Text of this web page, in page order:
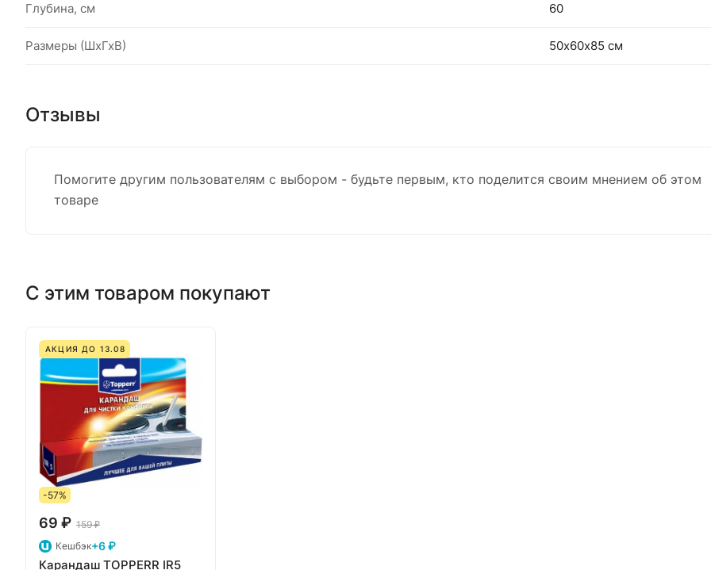
Глубина, см 60
Размеры (ШхГхВ) 50х60х85 см
Отзывы
Помогите другим пользователям с выбором - будьте первым, кто поделится своим мнением об этом
товаре
С этим товаром покупают
АКЦИЯ ДО 13.08
-57%
69 ₽ 159 ₽
Кешбэк+6 ₽
Карандаш TOPPERR IR5